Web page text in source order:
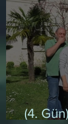
(4.